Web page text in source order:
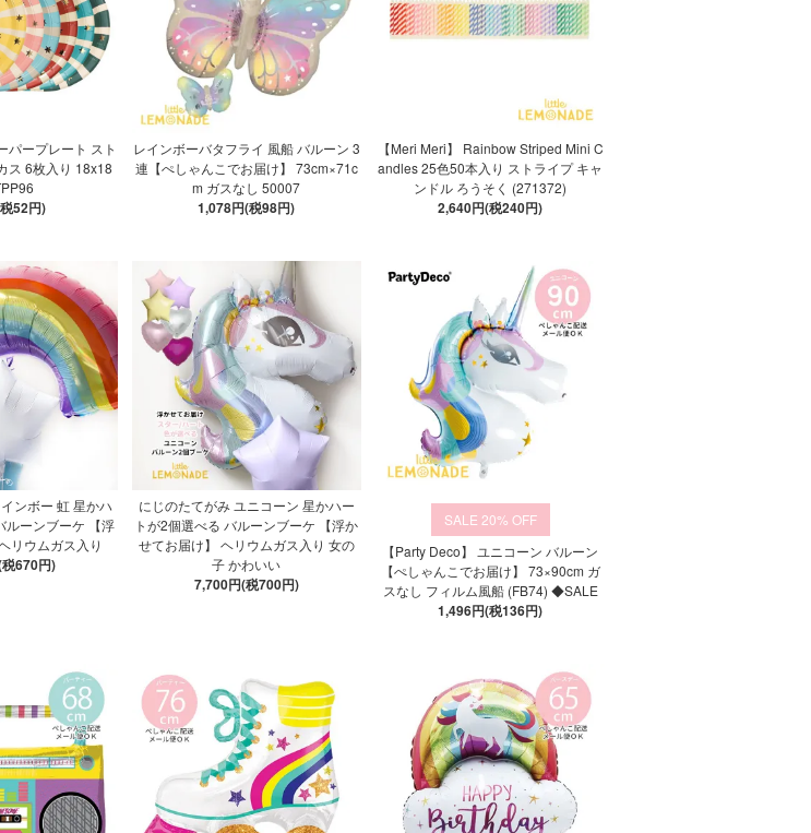
パープレート スト
ス 6枚入り 18x18
52円)
レインボーバタフライ 風船 バルーン 3
連【ぺしゃんこでお届け】 73cm×71c
m ガスなし 50007
1,078円(税98円)
【Meri Meri】 Rainbow Striped Mini C
andles 25色50本入り ストライプ キャ
ンドル ろうそく (271372)
2,640円(税240円)
ンボー 虹 星かハ
ルーンブーケ 【浮
リウムガス入り
670円)
にじのたてがみ ユニコーン 星かハー
トが2個選べる バルーンブーケ 【浮か
せてお届け】 ヘリウムガス入り 女の
子 かわいい
7,700円(税700円)
20%
【Party Deco】 ユニコーン バルーン
【ぺしゃんこでお届け】 73×90cm ガ
スなし フィルム風船 (FB74) ◆SALE
1,496円(税136円)